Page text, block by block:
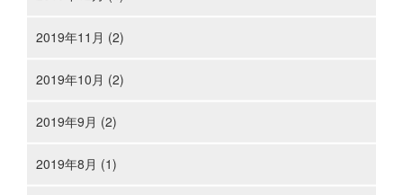
2019年11月 (2)
2019年10月 (2)
2019年9月 (2)
2019年8月 (1)